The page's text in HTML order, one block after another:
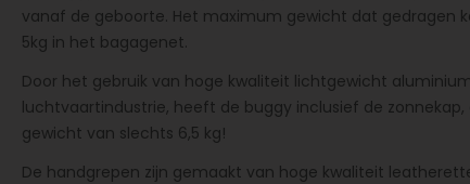
vanaf de geboorte. Het maximum gewicht dat gedragen
5kg in het bagagenet.
Door het gebruik van hoge kwaliteit lichtgewicht
luchtvaartindustrie, heeft de buggy inclusief de
gewicht van slechts 6,5 kg!
De handgrepen zijn gemaakt van hoge kwaliteit